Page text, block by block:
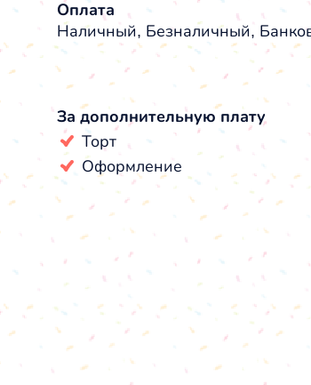
Оплата
Наличный, Безналичный,
За дополнительную плату
Торт
Оформление